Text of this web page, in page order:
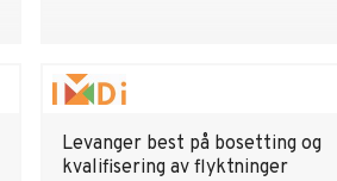
Levanger best på bosetting og
kvalifisering av flyktninger